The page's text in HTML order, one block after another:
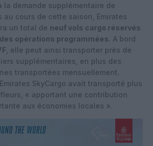
la demande supplémentaire de
cours de cette saison, Emirates
un total de neuf vols cargo réservés
opérations programmées. A bord
, elle peut ainsi transporter près de
supplémentaires, en plus des
transportées mensuellement.
SkyCargo avait transporté plus
« apportant une contribution
aux économies locales ».